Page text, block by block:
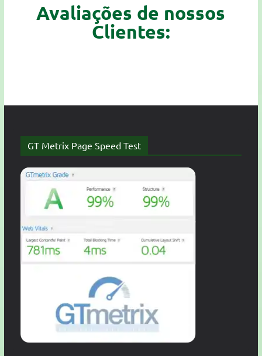
Avaliações de nossos
Clientes:
GT Metrix Page Speed Test